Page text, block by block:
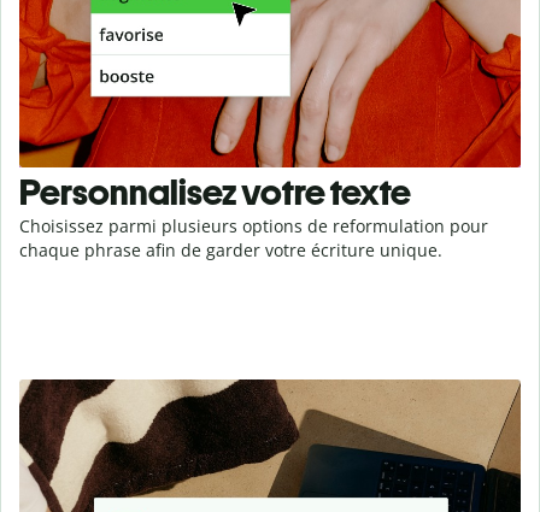
Personnalisez votre texte
Choisissez parmi plusieurs options de reformulation pour
chaque phrase afin de garder votre écriture unique.